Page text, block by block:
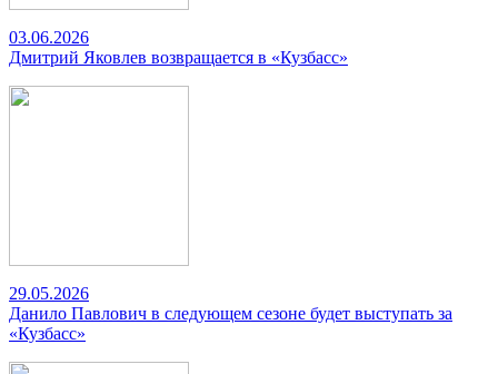
03.06.2026
Дмитрий Яковлев возвращается в «Кузбасс»
29.05.2026
Данило Павлович в следующем сезоне будет выступать за
«Кузбасс»